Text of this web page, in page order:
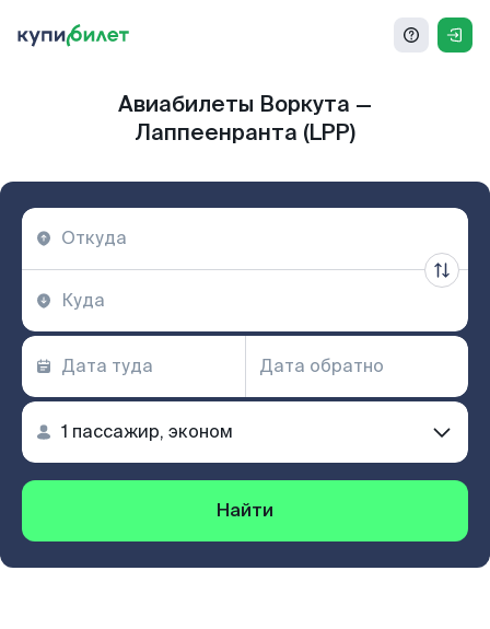
Авиабилеты Воркута —
Лаппеенранта (LPP)
Найти